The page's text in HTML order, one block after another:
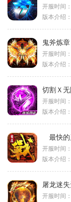
开服时间：
版本介绍：
鬼斧炼章
开服时间：
版本介绍：
切割Ｘ无
开服时间：
版本介绍：
最快
开服时间：
版本介绍：
屠龙迷
开服时间：